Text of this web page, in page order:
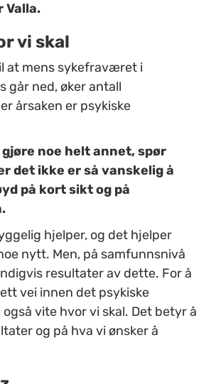
Valla.
vi skal
at mens sykefraværet i
går ned, øker antall
årsaken er psykiske
noe helt annet, spør
det ikke er så vanskelig å
på kort sikt og på
hjelper, og det hjelper
nytt. Men, på samfunnsnivå
resultater av dette. For å
vei innen det psykiske
vite hvor vi skal. Det betyr å
og på hva vi ønsker å